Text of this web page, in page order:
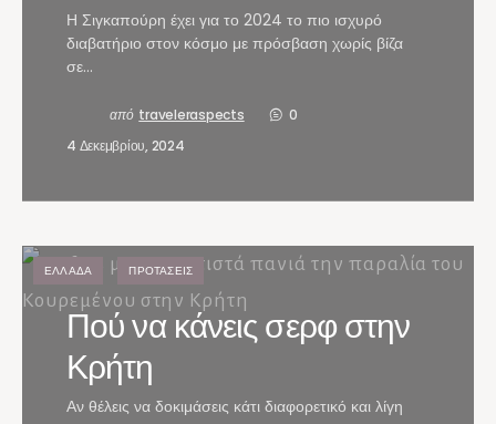
Η Σιγκαπούρη έχει για το 2024 το πιο ισχυρό
διαβατήριο στον κόσμο με πρόσβαση χωρίς βίζα
σε…
από traveleraspects
0
4 Δεκεμβρίου, 2024
ΕΛΛΆΔΑ ΠΡΟΤΆΣΕΙΣ
Πού να κάνεις σερφ στην
Κρήτη
Αν θέλεις να δοκιμάσεις κάτι διαφορετικό και λίγη